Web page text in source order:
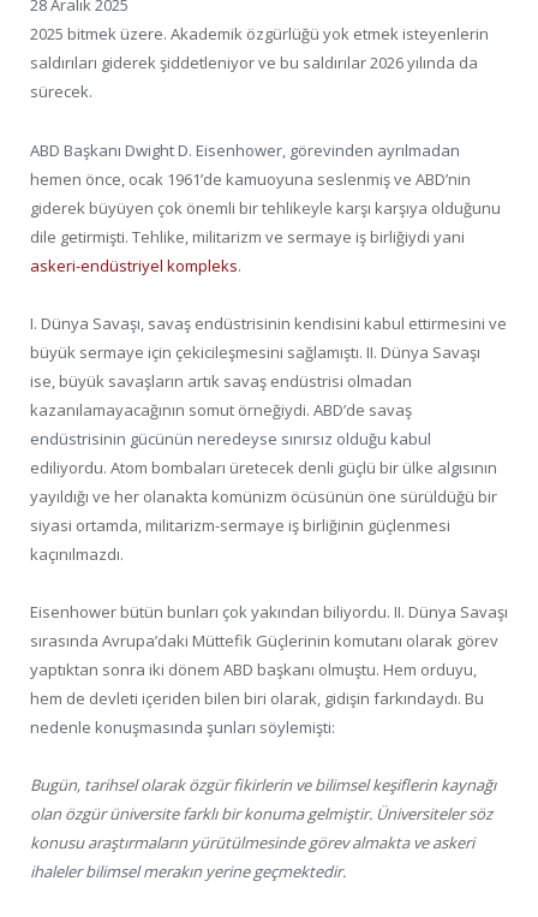
28 Aralık 2025
2025 bitmek üzere. Akademik özgürlüğü yok etmek isteyenlerin
saldırıları giderek şiddetleniyor ve bu saldırılar 2026 yılında da
sürecek.
ABD Başkanı Dwight D. Eisenhower, görevinden ayrılmadan
hemen önce, ocak 1961’de kamuoyuna seslenmiş ve ABD’nin
giderek büyüyen çok önemli bir tehlikeyle karşı karşıya olduğunu
dile getirmişti. Tehlike, militarizm ve sermaye iş birliğiydi yani
askeri-endüstriyel kompleks.
I. Dünya Savaşı, savaş endüstrisinin kendisini kabul ettirmesini ve
büyük sermaye için çekicileşmesini sağlamıştı. II. Dünya Savaşı
ise, büyük savaşların artık savaş endüstrisi olmadan
kazanılamayacağının somut örneğiydi. ABD’de savaş
endüstrisinin gücünün neredeyse sınırsız olduğu kabul
ediliyordu. Atom bombaları üretecek denli güçlü bir ülke algısının
yayıldığı ve her olanakta komünizm öcüsünün öne sürüldüğü bir
siyasi ortamda, militarizm-sermaye iş birliğinin güçlenmesi
kaçınılmazdı.
Eisenhower bütün bunları çok yakından biliyordu. II. Dünya Savaşı
sırasında Avrupa’daki Müttefik Güçlerinin komutanı olarak görev
yaptıktan sonra iki dönem ABD başkanı olmuştu. Hem orduyu,
hem de devleti içeriden bilen biri olarak, gidişin farkındaydı. Bu
nedenle konuşmasında şunları söylemişti:
Bugün, tarihsel olarak özgür fikirlerin ve bilimsel keşiflerin kaynağı
olan özgür üniversite farklı bir konuma gelmiştir. Üniversiteler söz
konusu araştırmaların yürütülmesinde görev almakta ve askeri
ihaleler bilimsel merakın yerine geçmektedir.